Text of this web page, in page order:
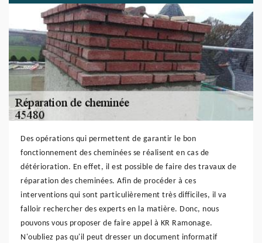
Des opérations qui permettent de garantir le bon
fonctionnement des cheminées se réalisent en cas de
détérioration. En effet, il est possible de faire des travaux de
réparation des cheminées. Afin de procéder à ces
interventions qui sont particulièrement très difficiles, il va
falloir rechercher des experts en la matière. Donc, nous
pouvons vous proposer de faire appel à KR Ramonage.
N'oubliez pas qu'il peut dresser un document informatif